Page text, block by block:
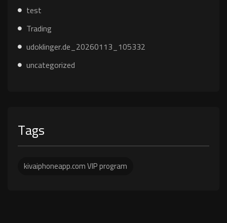
test
Trading
udoklinger.de_20260113_105332
uncategorized
Tags
kivaiphoneapp.com VIP program